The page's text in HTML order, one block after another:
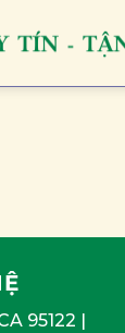
95122 |